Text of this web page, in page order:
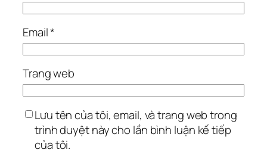
Email*
Trang web
Lưu tên của tôi, email, và trang web trong
trình duyệt này cho lần bình luận kế tiếp
của tôi.